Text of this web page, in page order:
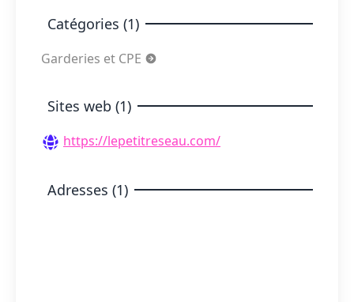
Catégories (1)
Garderies et CPE
Sites web (1)
https://lepetitreseau.com/
Adresses (1)